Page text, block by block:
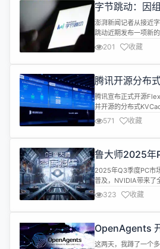
Active Contributor，
字节跳动：因
将提供最长 6
元过渡性补贴
澎湃新闻记者从接近
跳动近期发布一项新
因为组织调整而被动
补偿方案基础上，为
月、最高1.2万元/月
7.2万元。 上述补贴
成。据了解，字节跳
201 收藏
腾讯开源分布
架构 - FlexKV
腾讯宣布正式开源
并开源的分布式
分布式 KV Cache 和
理引擎到云存储的桥
缓存至内存、SSD 及
算，提高性价比和系
571 收藏
鲁大师2025年
进行到底
2025年Q3季度PC市
普及，NVIDIA带来了
v2，把阉割进行到底
GRE上市开售，内存
了一轮囤货和涨价，
还是一起来看。 01桌
323 收藏
OpenAgents
是个骗局吗？
这两天，我蹲了一个